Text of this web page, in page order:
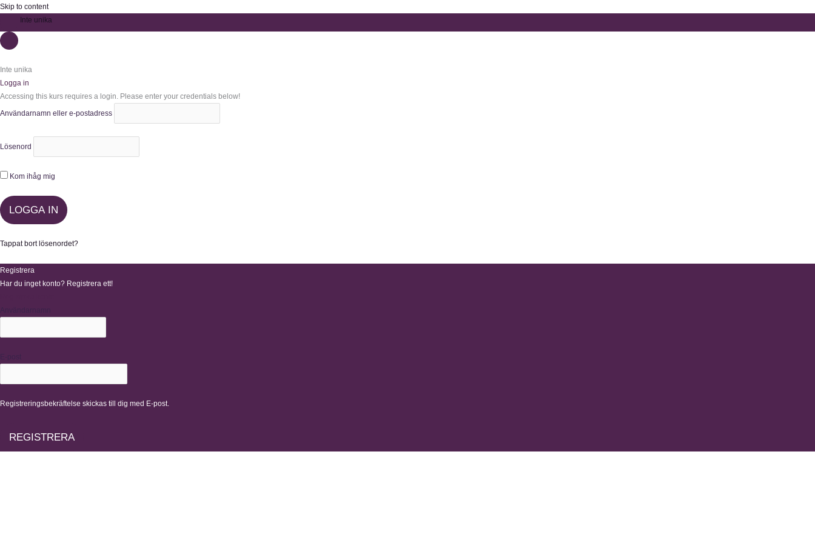
Skip to content
Inte unika
Inte unika
Logga in
Accessing this kurs requires a login. Please enter your credentials below!
Användarnamn eller e-postadress
Lösenord
Kom ihåg mig
Tappat bort lösenordet?
Registrera
Har du inget konto? Registrera ett!
E-post
Registreringsbekräftelse skickas till dig med E-post.